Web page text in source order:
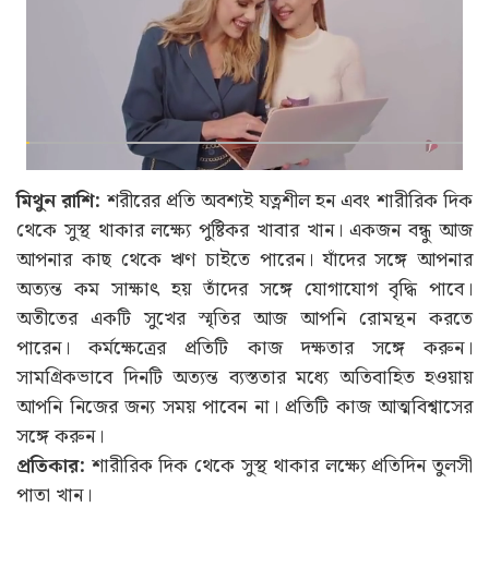
মিথুন রাশি: শরীরের প্রতি অবশ্যই যত্নশীল হন এবং শারীরিক দিক
থেকে সুস্থ থাকার লক্ষ্যে পুষ্টিকর খাবার খান। একজন বন্ধু আজ
আপনার কাছ থেকে ঋণ চাইতে পারেন। যাঁদের সঙ্গে আপনার
অত্যন্ত কম সাক্ষাৎ হয় তাঁদের সঙ্গে যোগাযোগ বৃদ্ধি পাবে।
অতীতের একটি সুখের স্মৃতির আজ আপনি রোমন্থন করতে
পারেন। কর্মক্ষেত্রের প্রতিটি কাজ দক্ষতার সঙ্গে করুন।
সামগ্রিকভাবে দিনটি অত্যন্ত ব্যস্ততার মধ্যে অতিবাহিত হওয়ায়
আপনি নিজের জন্য সময় পাবেন না। প্রতিটি কাজ আত্মবিশ্বাসের
সঙ্গে করুন।
প্রতিকার: শারীরিক দিক থেকে সুস্থ থাকার লক্ষ্যে প্রতিদিন তুলসী
পাতা খান।